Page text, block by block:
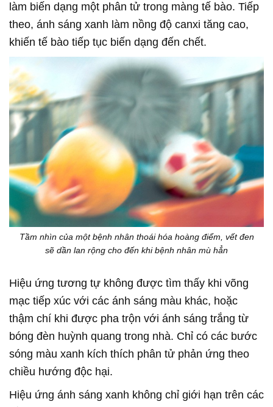
làm biến dạng một phân tử trong màng tế bào. Tiếp
theo, ánh sáng xanh làm nồng độ canxi tăng cao,
khiến tế bào tiếp tục biến dạng đến chết.
Tầm nhìn của một bệnh nhân thoái hóa hoàng điểm, vết đen
sẽ dần lan rộng cho đến khi bệnh nhân mù hẳn
Hiệu ứng tương tự không được tìm thấy khi võng
mạc tiếp xúc với các ánh sáng màu khác, hoặc
thậm chí khi được pha trộn với ánh sáng trắng từ
bóng đèn huỳnh quang trong nhà. Chỉ có các bước
sóng màu xanh kích thích phân tử phản ứng theo
chiều hướng độc hại.
Hiệu ứng ánh sáng xanh không chỉ giới hạn trên các